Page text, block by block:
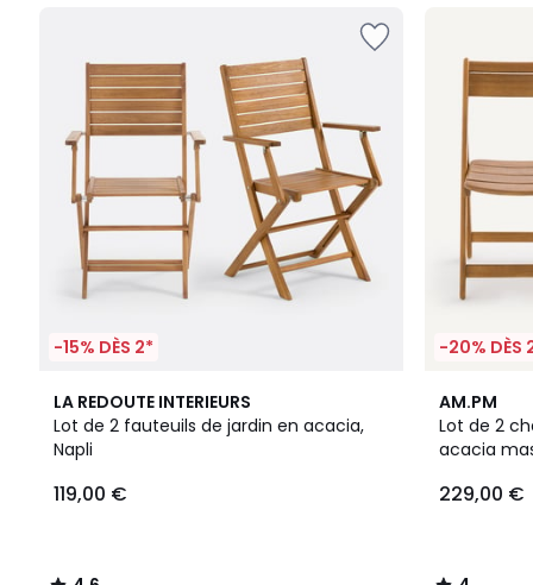
-15% DÈS 2*
LA REDOUTE INTERIEURS
Lot de 2 fauteuils de jardin en acacia,
Napli
119,00 €
4,6
/ 5
-20% DÈS
AM.PM
Lot de 2
acacia
229,00 €
4
/
5